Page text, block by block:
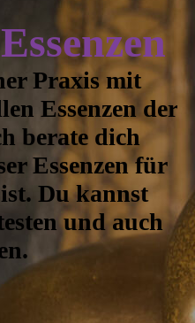
Praxis mit
Essenzen der
berate dich
Essenzen für
Du kannst
und auch